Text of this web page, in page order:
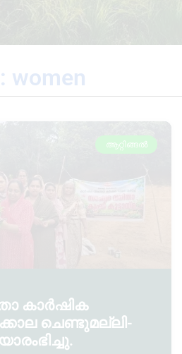
women
ആറ്റിങ്ങൽ
കാർഷിക
ചെണ്ടുമല്ലി-